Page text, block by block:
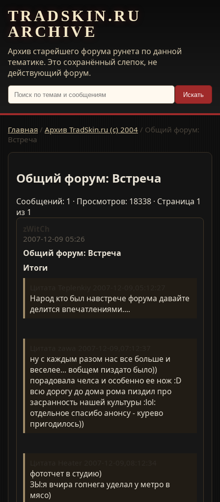
TRADSKIN.RU
ARCHIVE
Архив старейшего форума рунета по данной
тематике. Это сохранённый слепок, не
действующий форум.
Искать
Главная / Архив TradSkin.ru (с) 2004 / Общий форум:
Встреча
Общий форум: Встреча
Сообщений: 1 · Просмотров: 18338 · Страница 1
из 1
zWitCh
2007-12-09 05:26
Общий форум: Встреча
Итоги
Народ кто был навстрече форума давайте
делится впечатлениями....
ну с каждым разом нас все больше и
веселее... вобщем пиздато было))
порадовала челса и особенно ее нож :D
всю дорогу до дома рома пиздил про
засранность нашей культуры :lol:
отдельное спасибо анонсу - курево
пригодилось))
фототчет в студию)
ЗЫ:я вчира гопнега уделал у метро в
мясо)